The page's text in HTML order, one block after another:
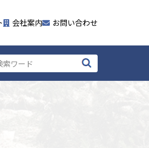
会社案内 お問い合わせ